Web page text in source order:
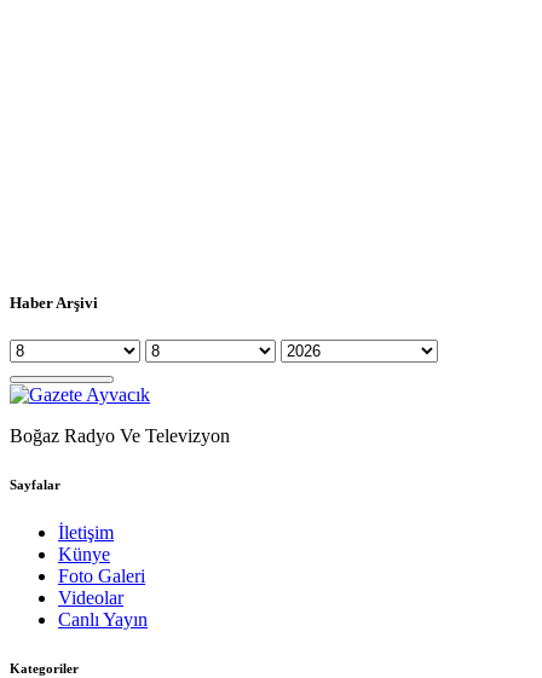
Haber Arşivi
Boğaz Radyo Ve Televizyon
Sayfalar
İletişim
Künye
Foto Galeri
Videolar
Canlı Yayın
Kategoriler